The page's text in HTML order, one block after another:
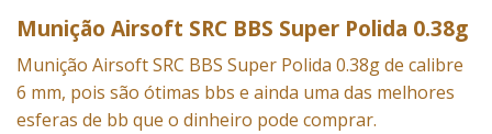
Munição Airsoft SRC BBS Super Polida 0.38g
Munição Airsoft SRC BBS Super Polida 0.38g de calibre
6 mm, pois são ótimas bbs e ainda uma das melhores
esferas de bb que o dinheiro pode comprar.